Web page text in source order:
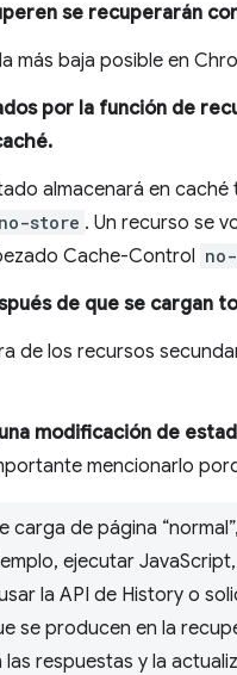
se recuperarán
más baja posible en
por la función de
almacenará en
no-store . Un recurso se
Cache-Control
de que se cargan
de los recursos
modificación de
mencionarlo
carga de página
ejecutar
la API de History o
se producen en la
respuestas y la